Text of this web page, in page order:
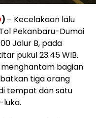
) – Kecelakaan lalu
Pekanbaru-Dumai
Jalur B, pada
pukul 23.45 WIB.
bagian
tiga orang
tempat dan satu